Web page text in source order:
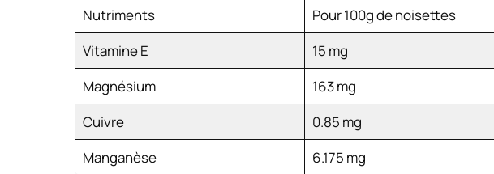
Nutriments
Pour 100g de noisettes
Vitamine E
15 mg
Magnésium
163 mg
Cuivre
0.85 mg
Manganèse
6.175 mg